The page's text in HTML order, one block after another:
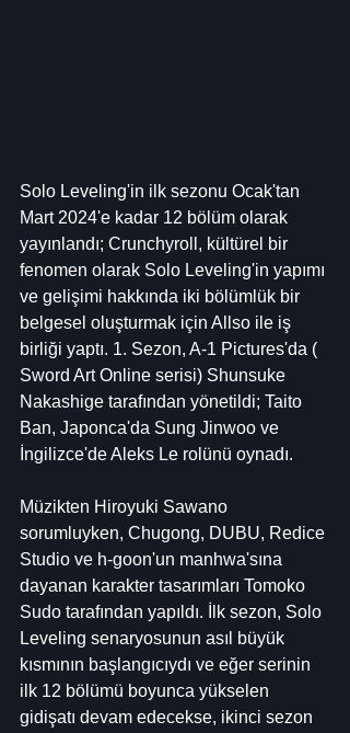
Solo Leveling'in ilk sezonu Ocak'tan
Mart 2024'e kadar 12 bölüm olarak
yayınlandı; Crunchyroll, kültürel bir
fenomen olarak Solo Leveling'in yapımı
ve gelişimi hakkında iki bölümlük bir
belgesel oluşturmak için Allso ile iş
birliği yaptı. 1. Sezon, A-1 Pictures'da (
Sword Art Online serisi) Shunsuke
Nakashige tarafından yönetildi; Taito
Ban, Japonca'da Sung Jinwoo ve
İngilizce'de Aleks Le rolünü oynadı.
Müzikten Hiroyuki Sawano
sorumluyken, Chugong, DUBU, Redice
Studio ve h-goon'un manhwa'sına
dayanan karakter tasarımları Tomoko
Sudo tarafından yapıldı. İlk sezon, Solo
Leveling senaryosunun asıl büyük
kısmının başlangıcıydı ve eğer serinin
ilk 12 bölümü boyunca yükselen
gidişatı devam edecekse, ikinci sezon